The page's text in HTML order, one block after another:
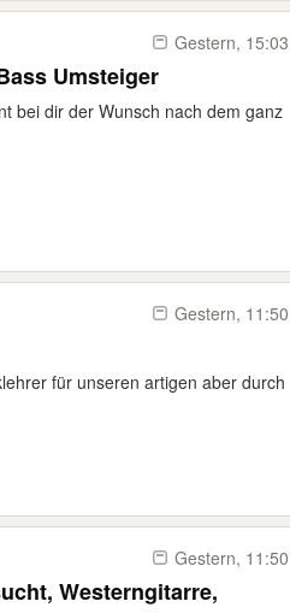
Gestern, 15:03
Umsteiger
bei dir der Wunsch nach dem ganz
Gestern, 11:50
für unseren artigen aber durch
Gestern, 11:50
Westerngitarre,